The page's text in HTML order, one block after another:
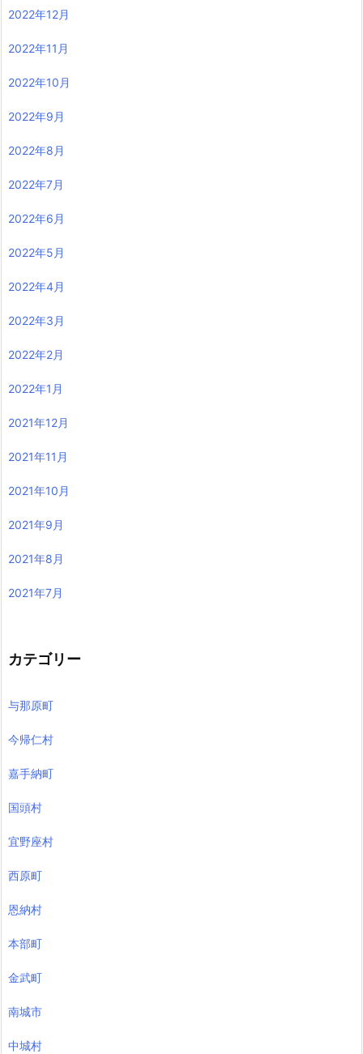
2022年12月
2022年11月
2022年10月
2022年9月
2022年8月
2022年7月
2022年6月
2022年5月
2022年4月
2022年3月
2022年2月
2022年1月
2021年12月
2021年11月
2021年10月
2021年9月
2021年8月
2021年7月
カテゴリー
与那原町
今帰仁村
嘉手納町
国頭村
宜野座村
西原町
恩納村
本部町
金武町
南城市
中城村